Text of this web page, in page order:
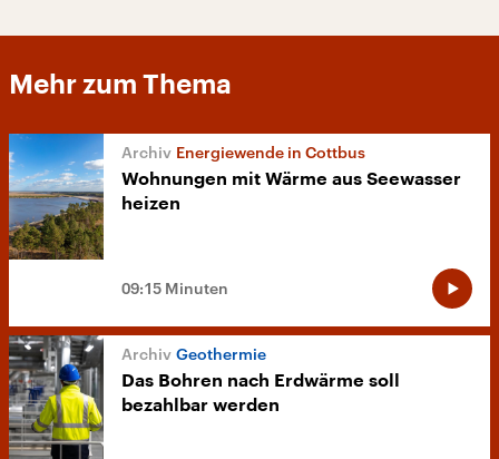
Mehr zum Thema
Energiewende in Cottbus
Wohnungen mit Wärme aus Seewasser
heizen
09:15 Minuten
Geothermie
Das Bohren nach Erdwärme soll
bezahlbar werden